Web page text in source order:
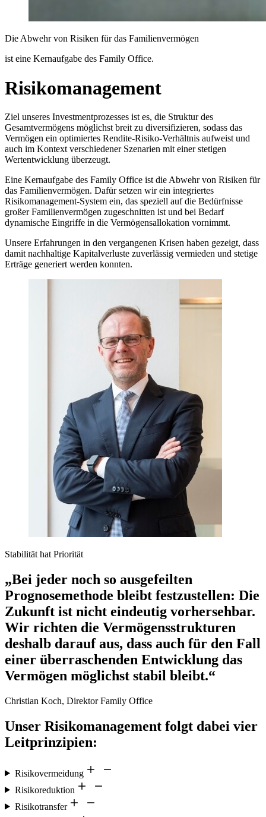
Die Abwehr von Risiken für das Familienvermögen
ist eine Kernaufgabe des Family Office.
Risikomanagement
Ziel unseres Investmentprozesses ist es, die Struktur des
Gesamtvermögens möglichst breit zu diversifizieren, sodass das
Vermögen ein optimiertes Rendite-Risiko-Verhältnis aufweist und
auch im Kontext verschiedener Szenarien mit einer stetigen
Wertentwicklung überzeugt.
Eine Kernaufgabe des Family Office ist die Abwehr von Risiken für
das Familienvermögen. Dafür setzen wir ein integriertes
Risikomanagement-System ein, das speziell auf die Bedürfnisse
großer Familienvermögen zugeschnitten ist und bei Bedarf
dynamische Eingriffe in die Vermögensallokation vornimmt.
Unsere Erfahrungen in den vergangenen Krisen haben gezeigt, dass
damit nachhaltige Kapitalverluste zuverlässig vermieden und stetige
Erträge generiert werden konnten.
Stabilität hat Priorität
„Bei jeder noch so ausgefeilten
Prognosemethode bleibt festzustellen: Die
Zukunft ist nicht eindeutig vorhersehbar.
Wir richten die Vermögensstrukturen
deshalb darauf aus, dass auch für den Fall
einer überraschenden Entwicklung das
Vermögen möglichst stabil bleibt.“
Christian Koch, Direktor Family Office
Unser Risikomanagement folgt dabei vier
Leitprinzipien:
Risikovermeidung
Risikoreduktion
Risikotransfer